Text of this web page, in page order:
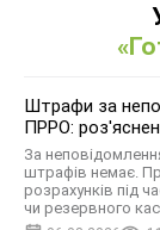
Штрафи за
ПРРО:
За
штрафів немає.
розрахунків під
чи резервного